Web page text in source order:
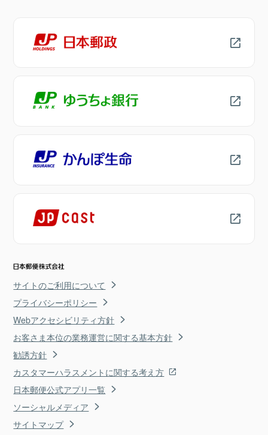
サイトのご利用について
プライバシーポリシー
Webアクセシビリティ方針
お客さま本位の業務運営に関する基本方針
勧誘方針
カスタマーハラスメントに関する考え方
日本郵便公式アプリ一覧
ソーシャルメディア
サイトマップ